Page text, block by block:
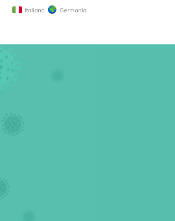
Italiano Germania